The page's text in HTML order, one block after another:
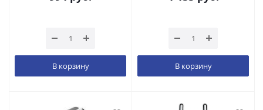
В корзину В корзину